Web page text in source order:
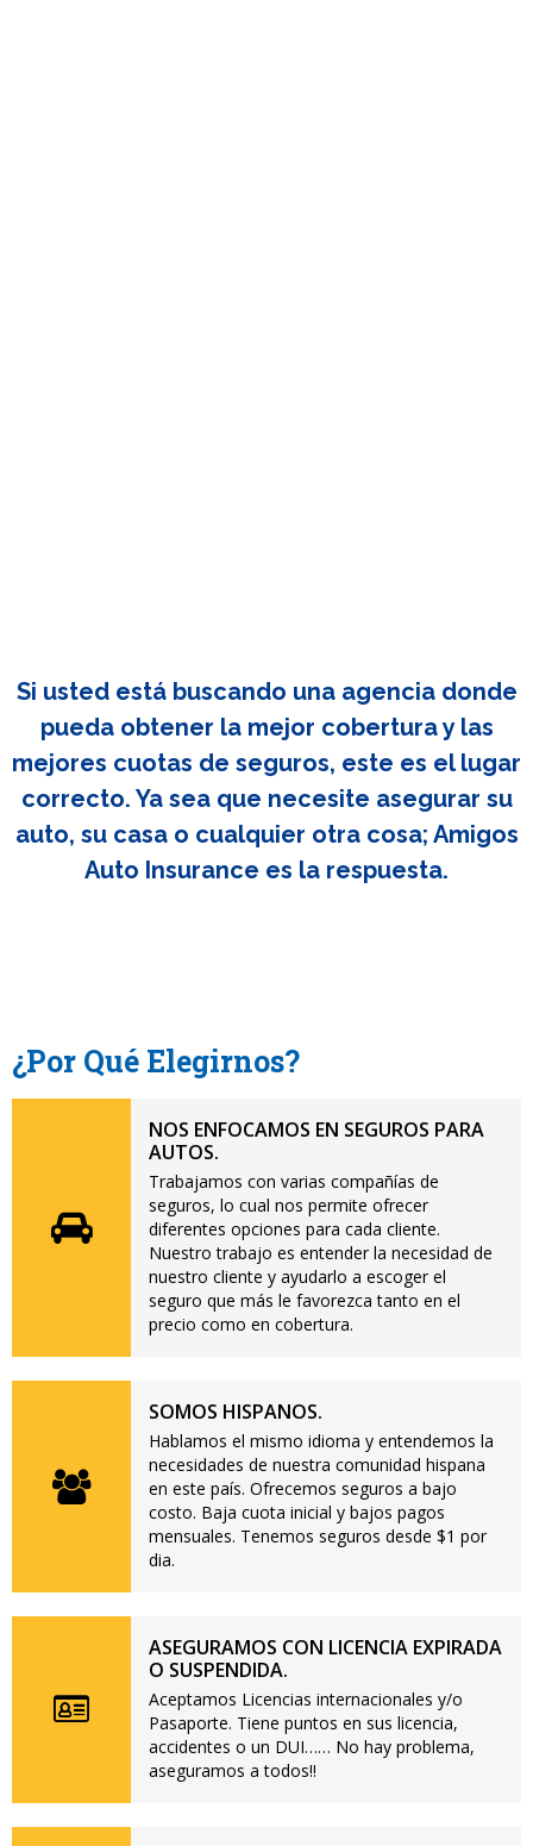
Si usted está buscando una agencia donde
pueda obtener la mejor cobertura y las
mejores cuotas de seguros, este es el lugar
correcto. Ya sea que necesite asegurar su
auto, su casa o cualquier otra cosa; Amigos
Auto Insurance es la respuesta.
¿Por Qué Elegirnos?
NOS ENFOCAMOS EN SEGUROS PARA
AUTOS.
Trabajamos con varias compañías de
seguros, lo cual nos permite ofrecer
diferentes opciones para cada cliente.
Nuestro trabajo es entender la necesidad de
nuestro cliente y ayudarlo a escoger el
seguro que más le favorezca tanto en el
precio como en cobertura.
SOMOS HISPANOS.
Hablamos el mismo idioma y entendemos la
necesidades de nuestra comunidad hispana
en este país. Ofrecemos seguros a bajo
costo. Baja cuota inicial y bajos pagos
mensuales. Tenemos seguros desde $1 por
dia.
ASEGURAMOS CON LICENCIA EXPIRADA
O SUSPENDIDA.
Aceptamos Licencias internacionales y/o
Pasaporte. Tiene puntos en sus licencia,
accidentes o un DUI…… No hay problema,
aseguramos a todos!!